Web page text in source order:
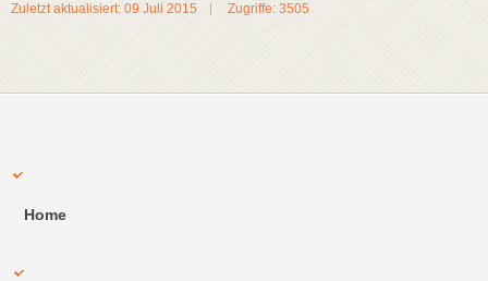
Zuletzt aktualisiert: 09 Juli 2015 Zugriffe: 3505
Home